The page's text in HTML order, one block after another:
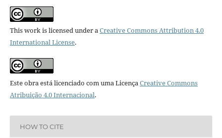
This work is licensed under aCreative Commons Attribution 4.0
International License.
Este obra está licenciado com uma LicençaCreative Commons
Atribuição 4.0 Internacional.
HOW TO CITE